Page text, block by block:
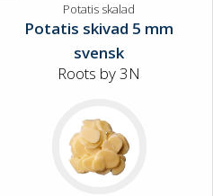
skalad
Potatis skalad
Potatis skivad 5 mm
svensk
Roots by 3N